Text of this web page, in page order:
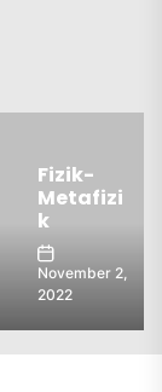
Fizik-
Metafizi
k
November 2,
2022